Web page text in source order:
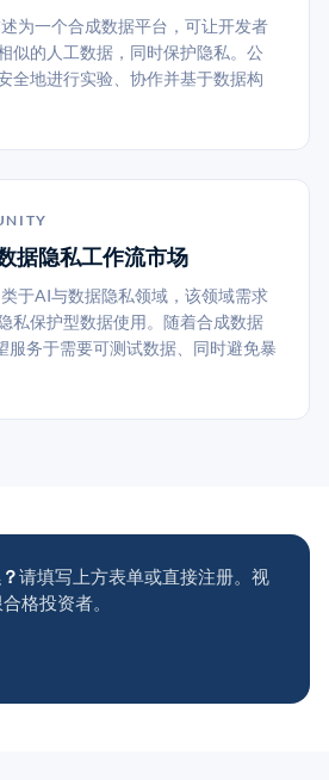
为一个合成数据平台，可让开发者
似的人工数据，同时保护隐私。公
全地进行实验、协作并基于数据构
据隐私工作流市场
于AI与数据隐私领域，该领域需求
私保护型数据使用。随着合成数据
服务于需要可测试数据、同时避免暴
请填写上方表单或直接注册。视
格投资者。